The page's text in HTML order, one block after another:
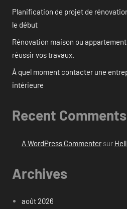
Planification de projet de
le début
Rénovation maison ou
réussir vos travaux.
À quel moment contacter une
intérieure
Recent Comments
A WordPress Commentersur
Archives
août 2026